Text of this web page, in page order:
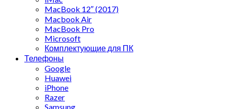
MacBook 12″ (2017)
Macbook Air
MacBook Pro
Microsoft
Комплектующие для ПК
Телефоны
Google
Huawei
iPhone
Razer
Samsung